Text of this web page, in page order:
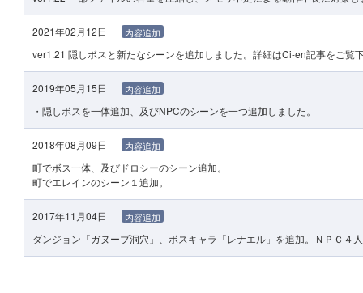
2021年02月12日 内容追加
ver1.21 隠しボスと新たなシーンを追加しました。詳細はCi-en記事をご覧
2019年05月15日 内容追加
・隠しボスを一体追加、及びNPCのシーンを一つ追加しました。
2018年08月09日 内容追加
町でボス一体、及びドロシーのシーン追加。
町でエレインのシーン１追加。
2017年11月04日 内容追加
ダンジョン「ガヌーブ洞穴」、ボスキャラ「レナエル」を追加。ＮＰＣ４